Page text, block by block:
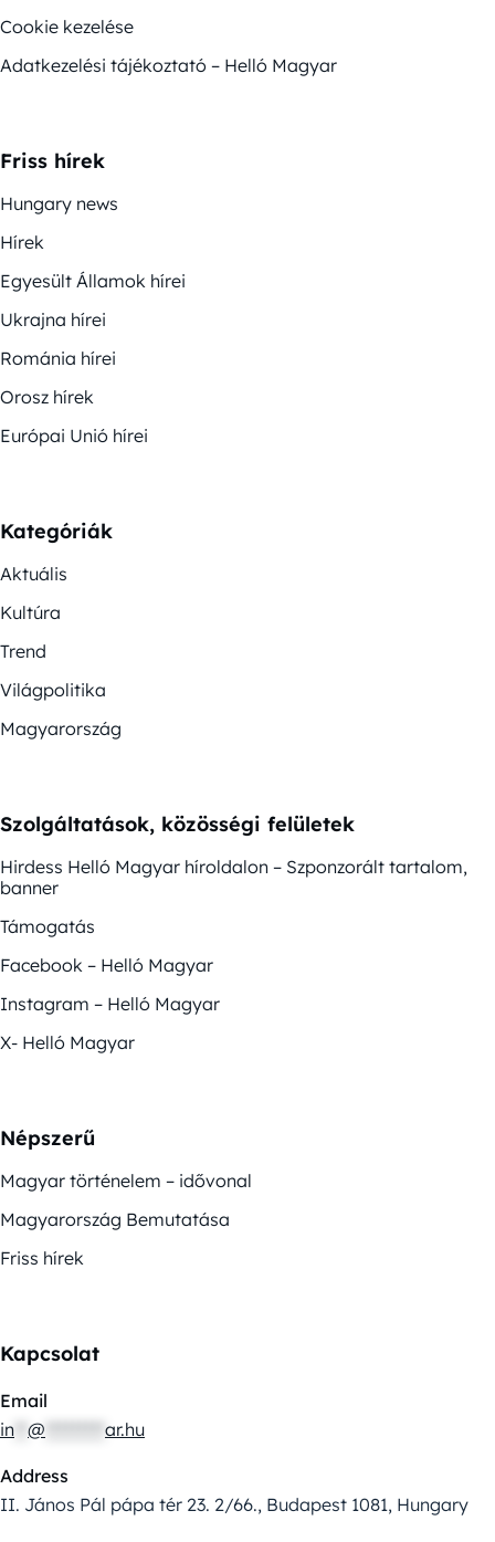
Cookie kezelése
Adatkezelési tájékoztató – Helló Magyar
Friss hírek
Hungary news
Hírek
Egyesült Államok hírei
Ukrajna hírei
Románia hírei
Orosz hírek
Európai Unió hírei
Kategóriák
Aktuális
Kultúra
Trend
Világpolitika
Magyarország
Szolgáltatások, közösségi felületek
Hirdess Helló Magyar híroldalon – Szponzorált tartalom,
banner
Támogatás
Facebook – Helló Magyar
Instagram – Helló Magyar
X- Helló Magyar
Népszerű
Magyar történelem – idővonal
Magyarország Bemutatása
Friss hírek
Kapcsolat
Email
in @ ar.hu
Address
II. János Pál pápa tér 23. 2/66., Budapest 1081, Hungary